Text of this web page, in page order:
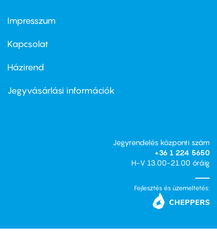
Footer
first
Impresszum
Kapcsolat
Footer
second
Házirend
Jegyvásárlási információk
Jegyrendelés központi szám
+36 1 224 5650
H-V 13.00-21.00 óráig
Fejlesztés és üzemeltetés: